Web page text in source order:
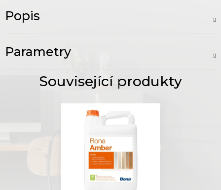
Popis
Parametry